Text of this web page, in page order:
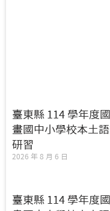
臺東縣 114 學年度
畫國中小學校本土
研習
2026 年 8 月 6 日
臺東縣 114 學年度